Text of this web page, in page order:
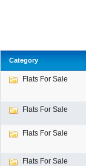
Category
Flats For Sale
Flats For Sale
Flats For Sale
Flats For Sale